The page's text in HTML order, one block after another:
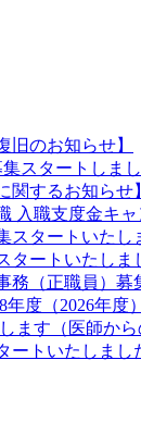
旧のお知らせ】
スタートしまし
関するお知らせ】
入職支度金キャ
スタートいたし
タートいたし
務（正職員）募
度（2026年度
ます（医師から
ートいたしまし